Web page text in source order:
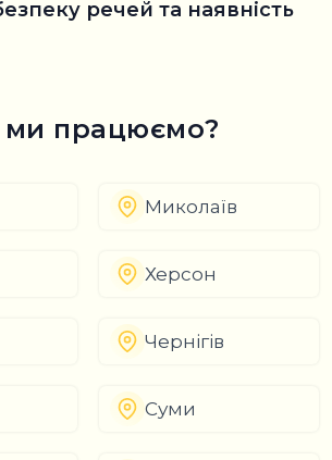
речей та наявність
працюємо?
Миколаїв
Херсон
Чернігів
Суми